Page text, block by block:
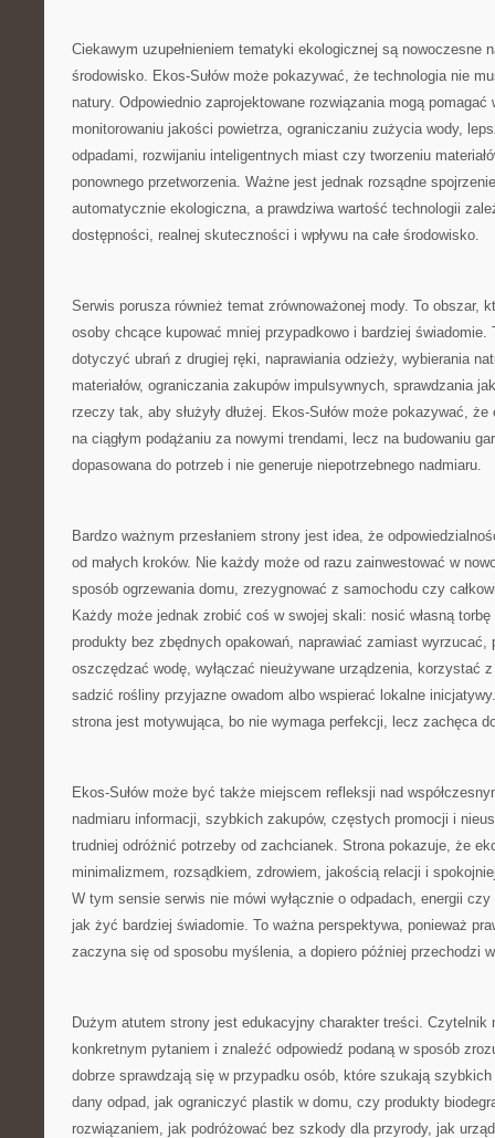
Ciekawym uzupełnieniem tematyki ekologicznej są nowoczesne
środowisko. Ekos-Sułów może pokazywać, że technologia nie
natury. Odpowiednio zaprojektowane rozwiązania mogą
monitorowaniu jakości powietrza, ograniczaniu zużycia wody,
odpadami, rozwijaniu inteligentnych miast czy tworzeniu
ponownego przetworzenia. Ważne jest jednak rozsądne
automatycznie ekologiczna, a prawdziwa wartość technologii
dostępności, realnej skuteczności i wpływu na całe środowisko.
Serwis porusza również temat zrównoważonej mody. To obszar,
osoby chcące kupować mniej przypadkowo i bardziej świadomie.
dotyczyć ubrań z drugiej ręki, naprawiania odzieży, wybierania
materiałów, ograniczania zakupów impulsywnych, sprawdzania
rzeczy tak, aby służyły dłużej. Ekos-Sułów może pokazywać,
na ciągłym podążaniu za nowymi trendami, lecz na budowaniu
dopasowana do potrzeb i nie generuje niepotrzebnego nadmiaru.
Bardzo ważnym przesłaniem strony jest idea, że
od małych kroków. Nie każdy może od razu zainwestować w
sposób ogrzewania domu, zrezygnować z samochodu czy
Każdy może jednak zrobić coś w swojej skali: nosić własną
produkty bez zbędnych opakowań, naprawiać zamiast wyrzucać,
oszczędzać wodę, wyłączać nieużywane urządzenia, korzystać
sadzić rośliny przyjazne owadom albo wspierać lokalne
strona jest motywująca, bo nie wymaga perfekcji, lecz zachęca
Ekos-Sułów może być także miejscem refleksji nad
nadmiaru informacji, szybkich zakupów, częstych promocji i
trudniej odróżnić potrzeby od zachcianek. Strona pokazuje, że
minimalizmem, rozsądkiem, zdrowiem, jakością relacji i
W tym sensie serwis nie mówi wyłącznie o odpadach, energii
jak żyć bardziej świadomie. To ważna perspektywa, ponieważ
zaczyna się od sposobu myślenia, a dopiero później przechodzi
Dużym atutem strony jest edukacyjny charakter treści. Czytelnik
konkretnym pytaniem i znaleźć odpowiedź podaną w sposób
dobrze sprawdzają się w przypadku osób, które szukają
dany odpad, jak ograniczyć plastik w domu, czy produkty
rozwiązaniem, jak podróżować bez szkody dla przyrody, jak